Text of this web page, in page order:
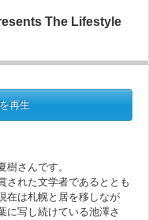
The Lifestyle
再生
樹さんです。
された文学者であるととも
在は札幌と居を移しなが
に写し続けている池澤さ